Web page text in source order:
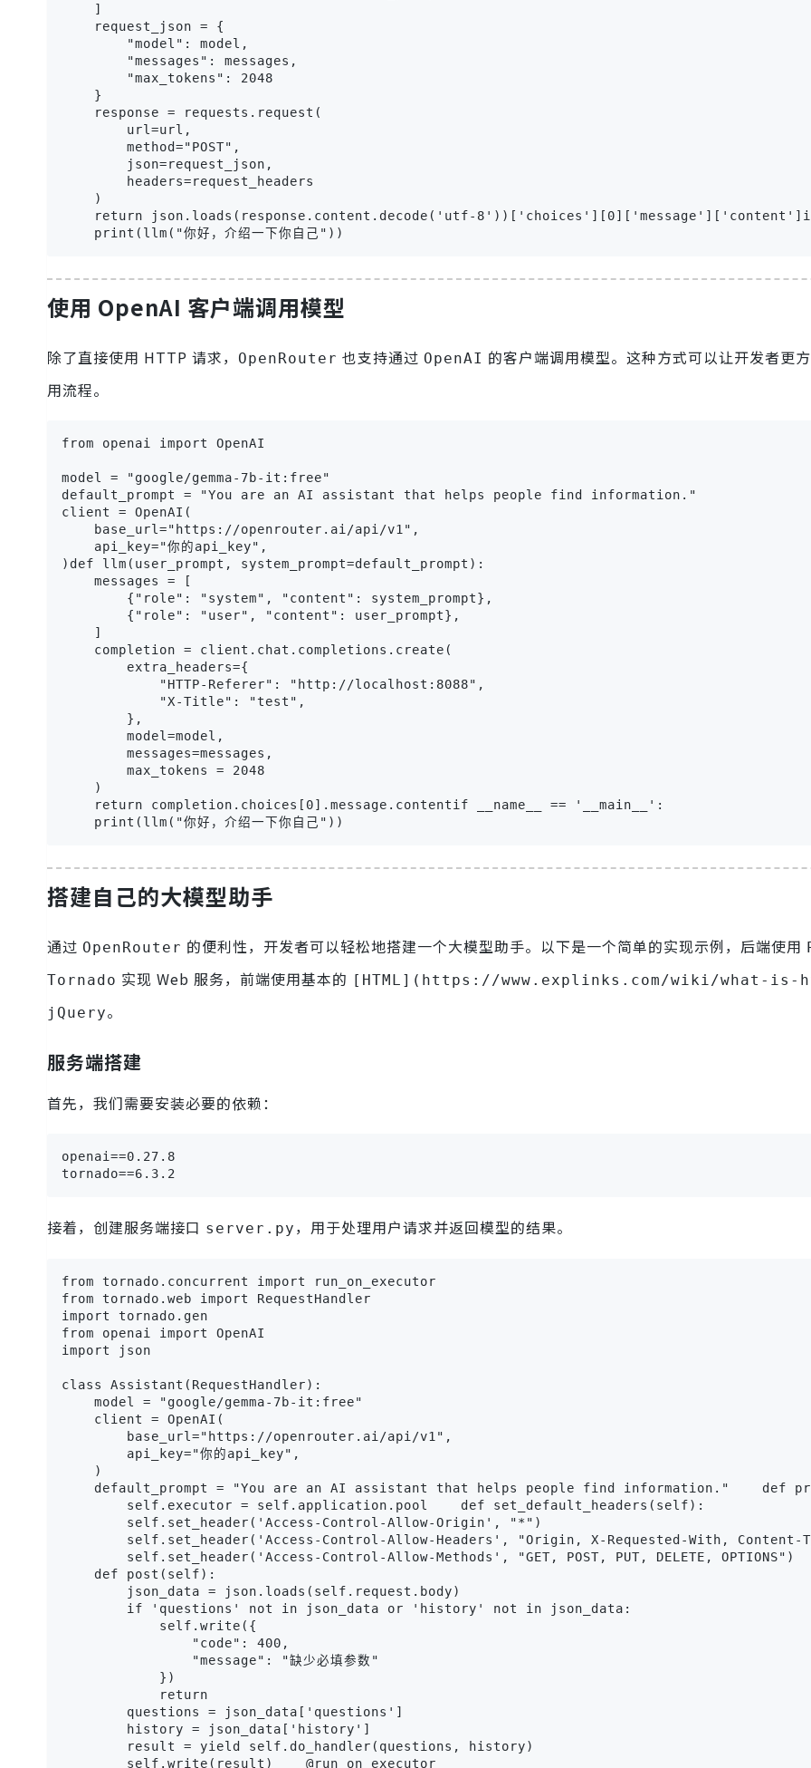
    ]
    request_json = {
        "model": model,
        "messages": messages,
        "max_tokens": 2048
    }
    response = requests.request(
        url=url,
        method="POST",
        json=request_json,
        headers=request_headers
    )
return json.loads(response.content.decode('utf-
    print(llm("你好，介绍一下你自己"))
使用 OpenAI 客户端调用模型
除了直接使用 HTTP 请求， OpenRouter 也支持通过 OpenAI 的客户端调用模型。这种方式可以让开发者更
用流程。
from openai import OpenAI
model = "google/gemma-7b-it:free"
default_prompt = "You are an AI assistant that helps people find information."
client = OpenAI(
    base_url="https://openrouter.ai/api/v1",
    api_key="你的api_key",
)def llm(user_prompt, system_prompt=default_prompt):
    messages = [
        {"role": "system", "content": system_prompt},
        {"role": "user", "content": user_prompt},
    ]
    completion = client.chat.completions.create(
        extra_headers={
            "HTTP-Referer": "http://localhost:8088",
            "X-Title": "test",
        },
        model=model,
        messages=messages,
        max_tokens = 2048
    )
    return completion.choices[0].message.contentif __name__ == '__main__':
    print(llm("你好，介绍一下你自己"))
搭建自己的大模型助手
通过 OpenRouter 的便利性，开发者可以轻松地搭建一个大模型助手。以下是一个简单的实现示例，后端使用
Tornado 实现 Web 服务，前端使用基本的 [HTML](https://www.explinks.com/wiki/what-is-
jQuery。
服务端搭建
首先，我们需要安装必要的依赖：
openai==0.27.8
tornado==6.3.2
接着，创建服务端接口 server.py ，用于处理用户请求并返回模型的结果。
from tornado.concurrent import run_on_executor
from tornado.web import RequestHandler
import tornado.gen
from openai import OpenAI
import json
class Assistant(RequestHandler):
    model = "google/gemma-7b-it:free"
    client = OpenAI(
        base_url="https://openrouter.ai/api/v1",
        api_key="你的api_key",
    )
default_prompt = "You are an AI assistant that helps people find information."    def
        self.executor = self.application.pool    def set_default_headers(self):
        self.set_header('Access-Control-Allow-Origin', "*")
self.set_header('Access-Control-Allow-Headers', "Origin, X-Requested-With, Content-
self.set_header('Access-Control-Allow-Methods', "GET, POST, PUT, DELETE, OPTIONS")
    def post(self):
        json_data = json.loads(self.request.body)
        if 'questions' not in json_data or 'history' not in json_data:
            self.write({
                "code": 400,
                "message": "缺少必填参数"
            })
            return
        questions = json_data['questions']
        history = json_data['history']
        result = yield self.do_handler(questions, history)
        self.write(result)    @run_on_executor